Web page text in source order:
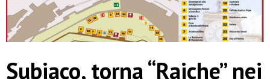
Subiaco, torna “Rajche” nei